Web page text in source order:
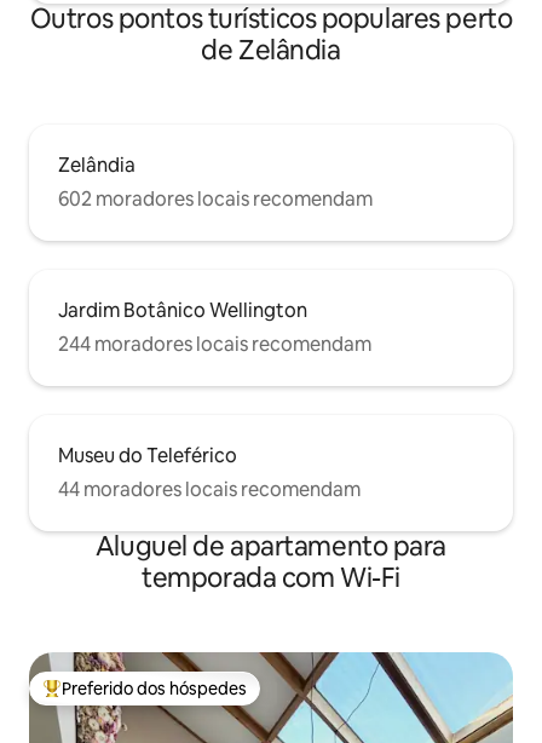
Outros pontos turísticos populares perto
de Zelândia
Zelândia
602 moradores locais recomendam
Jardim Botânico Wellington
244 moradores locais recomendam
Museu do Teleférico
44 moradores locais recomendam
Aluguel de apartamento para
temporada com Wi-Fi
Entre os melhores preferidos dos hóspedes
Preferido dos hóspedes